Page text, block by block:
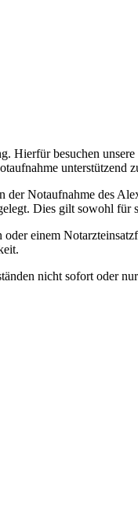
Hierfür besuchen
unterstützend
Notaufnahme des
Dies gilt sowohl für
einem
nicht sofort oder